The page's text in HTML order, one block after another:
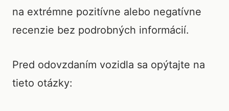
na extrémne pozitívne alebo negatívne
recenzie bez podrobných informácií.
Pred odovzdaním vozidla sa opýtajte na
tieto otázky: